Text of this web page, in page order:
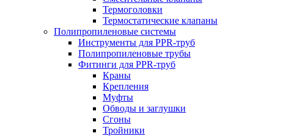
Термоголовки
Термостатические клапаны
Полипропиленовые системы
Инструменты для PPR-труб
Полипропиленовые трубы
Фитинги для PPR-труб
Краны
Крепления
Муфты
Обводы и заглушки
Сгоны
Тройники